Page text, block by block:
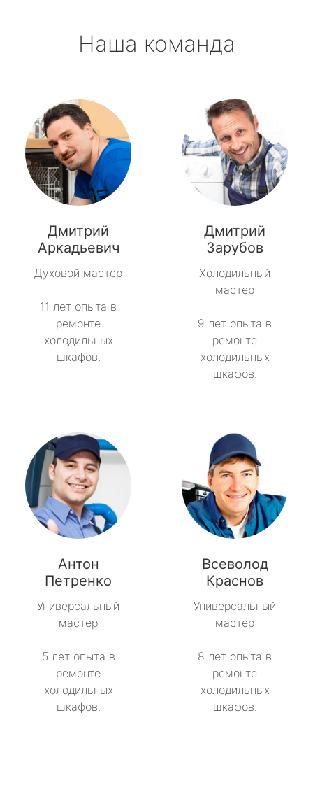
Наша команда
Дмитрий
Аркадьевич
Духовой мастер
11 лет опыта в
ремонте
холодильных
шкафов.
Дмитрий
Зарубов
Холодильный
мастер
9 лет опыта в
ремонте
холодильных
шкафов.
Антон
Петренко
Универсальный
мастер
5 лет опыта в
ремонте
холодильных
шкафов.
Всеволод
Краснов
Универсальный
мастер
8 лет опыта в
ремонте
холодильных
шкафов.